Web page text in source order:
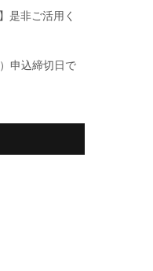
是非ご活用く
申込締切日で